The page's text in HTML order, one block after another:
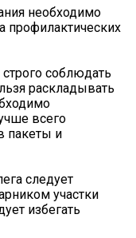
необходимо
профилактических
соблюдать
раскладывать
всего
пакеты и
следует
участки
избегать